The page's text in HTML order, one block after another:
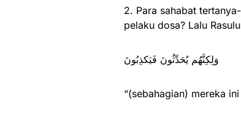
2. Para sahabat
pelaku dosa? Lalu
وَلِكِنَّهُم يُحَدِّثُونَ فَيَكذِبُونَ
“(sebahagian) mereka